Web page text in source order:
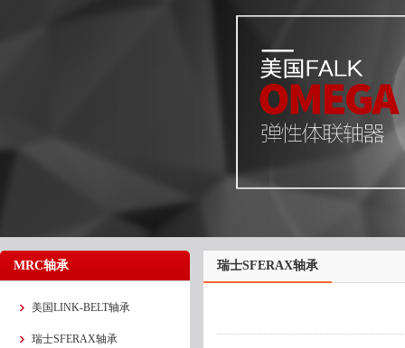
MRC轴承
美国LINK-BELT轴承
瑞士SFERAX轴承
瑞士SFERAX轴承